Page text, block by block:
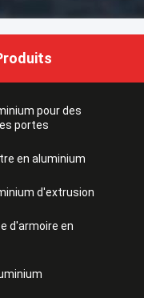
pour des
portes
en aluminium
d'extrusion
d'armoire en